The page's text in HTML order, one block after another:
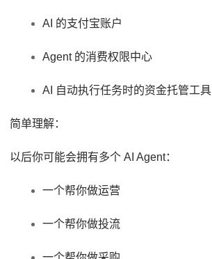
AI 的支付宝账户
Agent 的消费权限中心
AI 自动执行任务时的资金托管工具
简单理解：
以后你可能会拥有多个 AI Agent：
一个帮你做运营
一个帮你做投流